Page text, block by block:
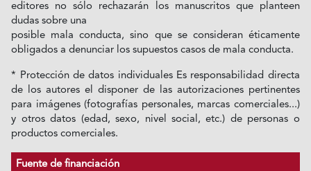
editores no sólo rechazarán los manuscritos que planteen
dudas sobre una
posible mala conducta, sino que se consideran éticamente
obligados a denunciar los supuestos casos de mala conducta.
* Protección de datos individuales Es responsabilidad directa
de los autores el disponer de las autorizaciones pertinentes
para imágenes (fotografías personales, marcas comerciales...)
y otros datos (edad, sexo, nivel social, etc.) de personas o
productos comerciales.
Fuente de financiación